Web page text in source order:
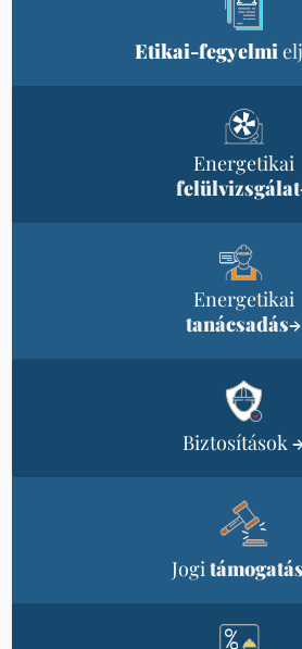
Etikai-fegyelmi
Energetikai
felülvizsgálat
Energetikai
tanácsadás→
Biztosítások
Jogi támogatás